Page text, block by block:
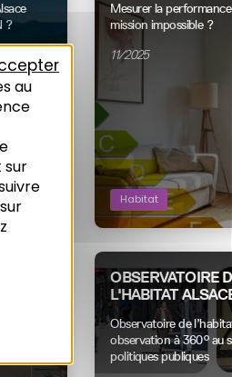
?
Mesurer la
mission impossible ?
11/2025
Habitat
:
OBSERVATOIRE
L'HABITAT
Observatoire de
observation à 360° au
politiques publiques
au
sur